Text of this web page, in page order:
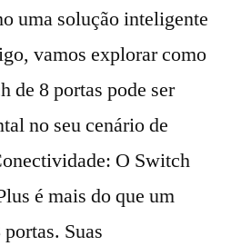
uma solução inteligente
vamos explorar como
de 8 portas pode ser
no seu cenário de
O Switch
é mais do que um
Suas